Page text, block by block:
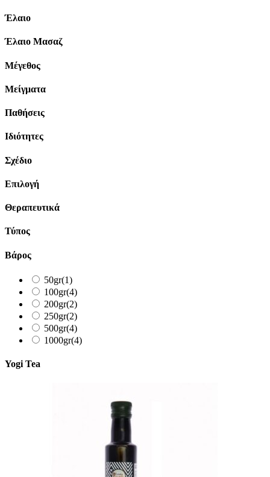
Έλαιο
Έλαιο Μασαζ
Μέγεθος
Μείγματα
Παθήσεις
Ιδιότητες
Σχέδιο
Επιλογή
Θεραπευτικά
Τύπος
Βάρος
50gr(1)
100gr(4)
200gr(2)
250gr(2)
500gr(4)
1000gr(4)
Yogi Tea